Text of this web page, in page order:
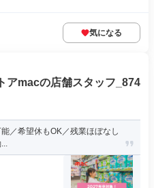
気になる
アmacの店舗スタッフ_874
／希望休もOK／残業ほぼなし